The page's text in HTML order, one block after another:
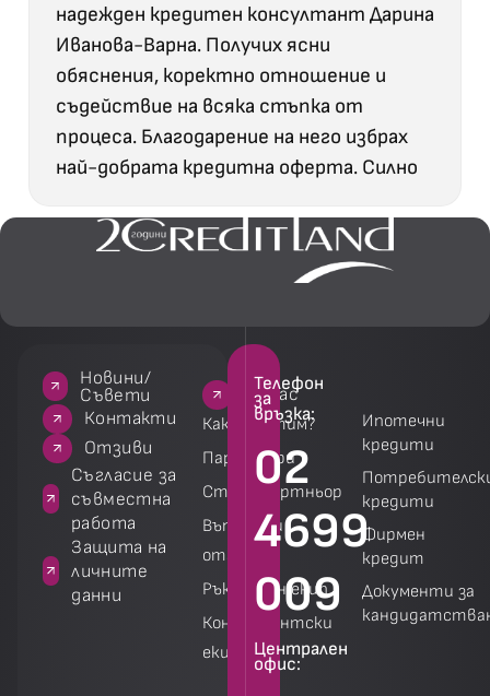
надежден кредитен консултант Дарина
Иванова-Варна. Получих ясни
обяснения, коректно отношение и
съдействие на всяка стъпка от
процеса. Благодарение на него избрах
най-добрата кредитна оферта. Силно
Новини/
Съвети
Контакти
Отзиви
Съгласие за
съвместна
работа
Защита на
личните
данни
За нас
За нас
Как работим?
Партньори
Стани партньор
Въпроси и
отговори
Ръководен екип
Консултантски
екип
Ипотечни
кредити
кредити
Фирмен
кредит
Документи за
Калкулатори
Калкулатори
Телефон
за
връзка:
02
4699
009
Централен
офис: